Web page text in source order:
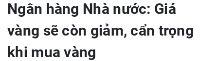
Ngân hàng Nhà nước: Giá
vàng sẽ còn giảm, cẩn trọng
khi mua vàng